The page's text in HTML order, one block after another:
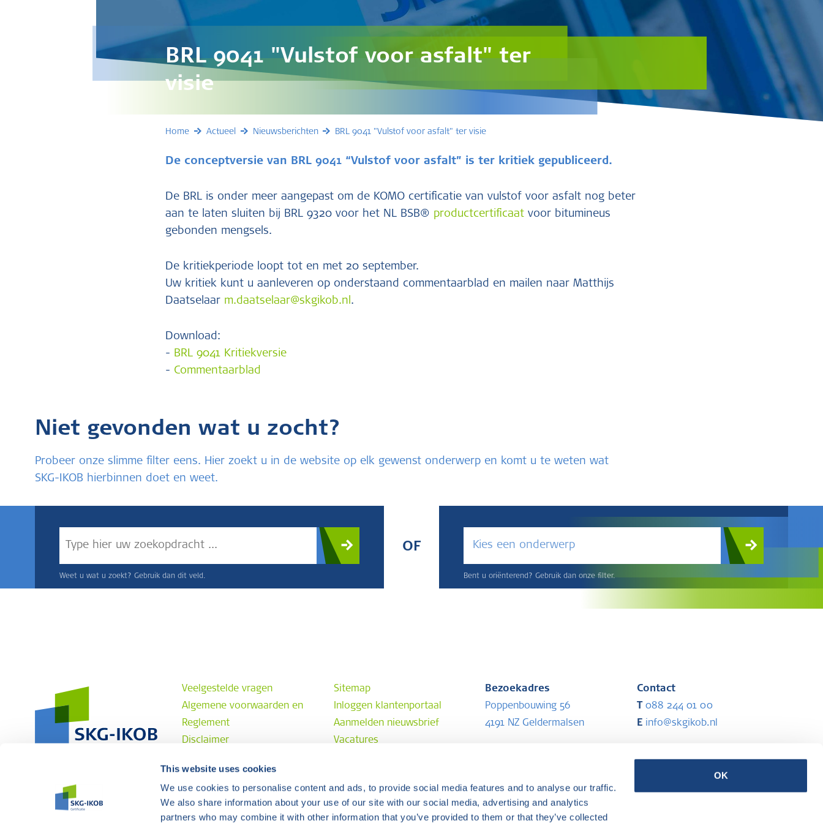
This website uses cookies
We use cookies to personalise content and ads, to provide social media features and to analyse our traffic.
We also share information about your use of our site with our social media, advertising and analytics
partners who may combine it with other information that you’ve provided to them or that they’ve collected
OK
BRL 9041 "Vulstof voor asfalt" ter
visie
Home Actueel Nieuwsberichten BRL 9041 "Vulstof voor asfalt" ter visie
De conceptversie van BRL 9041 “Vulstof voor asfalt” is ter kritiek gepubliceerd.
De BRL is onder meer aangepast om de KOMO certificatie van vulstof voor asfalt nog beter
aan te laten sluiten bij BRL 9320 voor het NL BSB® productcertificaat voor bitumineus
gebonden mengsels.
De kritiekperiode loopt tot en met 20 september.
Uw kritiek kunt u aanleveren op onderstaand commentaarblad en mailen naar Matthijs
Daatselaar m.daatselaar@skgikob.nl.
Download:
- BRL 9041 Kritiekversie
- Commentaarblad
Niet gevonden wat u zocht?
Probeer onze slimme filter eens. Hier zoekt u in de website op elk gewenst onderwerp en komt u te weten wat
SKG-IKOB hierbinnen doet en weet.
Weet u wat u zoekt? Gebruik dan dit veld.
OF Kies een onderwerp
Bent u oriënterend? Gebruik dan onze filter.
Veelgestelde vragen
Algemene voorwaarden en
Reglement
Disclaimer
Klachtenprocedure
Contact
Sitemap
Inloggen klantenportaal
Aanmelden nieuwsbrief
Vacatures
Bezoekadres
Poppenbouwing 56
4191 NZ Geldermalsen
4190 CE Geldermalsen
Contact
088 244 01 00
Einfo@skgikob.nl
Partners